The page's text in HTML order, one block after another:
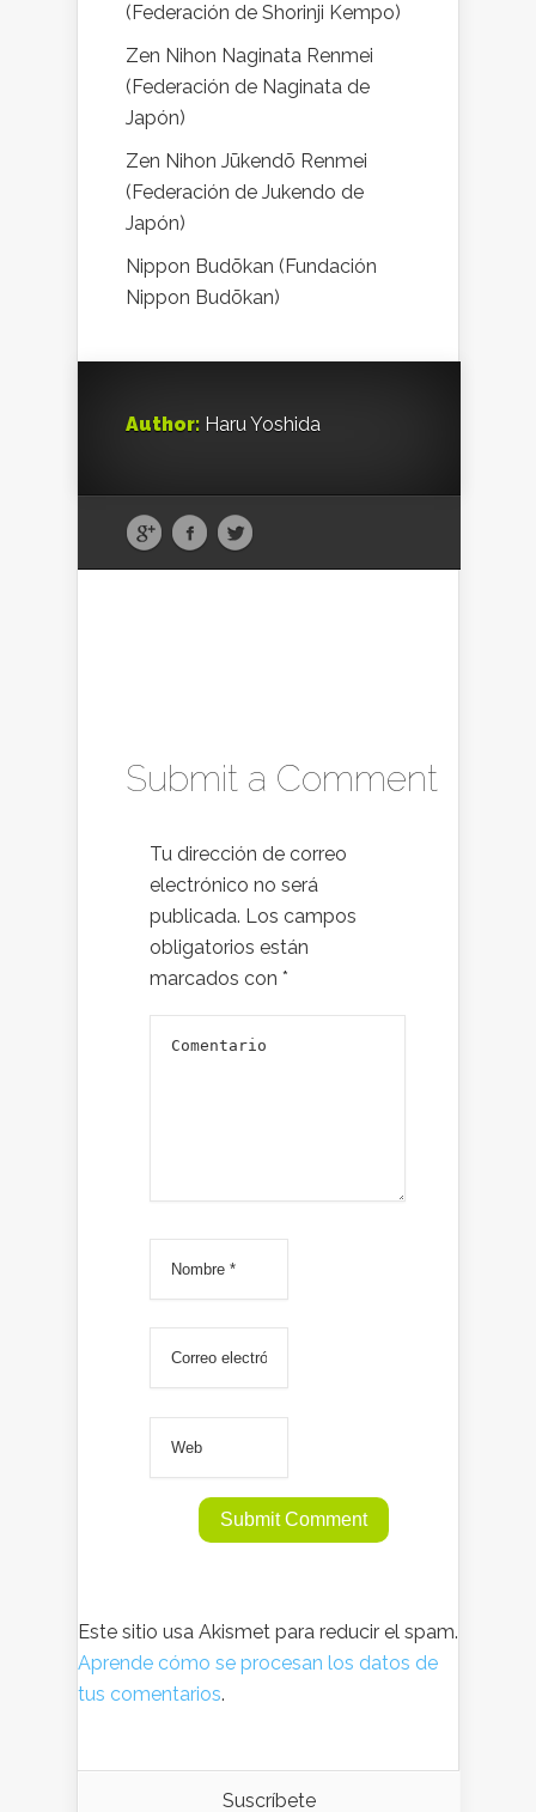
(Federación de Shorinji Kempo)
Zen Nihon Naginata Renmei
(Federación de Naginata de
Japón)
Zen Nihon Jūkendō Renmei
(Federación de Jukendo de
Japón)
Nippon Budōkan (Fundación
Nippon Budōkan)
Author: Haru Yoshida
Submit a Comment
Tu dirección de correo
electrónico no será
publicada. Los campos
obligatorios están
marcados con *
Este sitio usa Akismet para reducir el spam.
Aprende cómo se procesan los datos de
tus comentarios.
Suscríbete